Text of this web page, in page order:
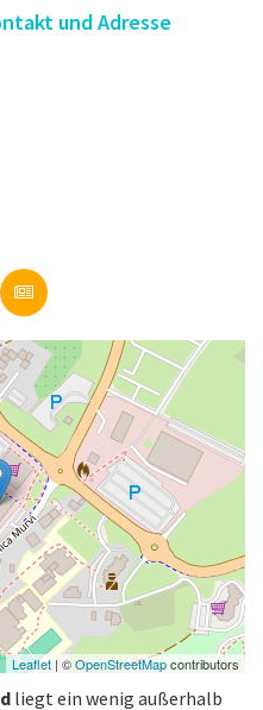
und Adresse
Leaflet | ©OpenStreetMapcontributors
liegt ein wenig außerhalb